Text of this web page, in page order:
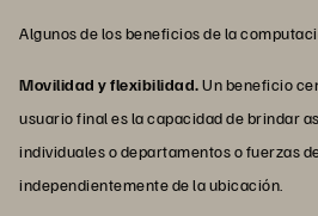
Algunos de los beneficios de la
Movilidad y flexibilidad.Un beneficio
usuario final es la capacidad de brindar
individuales o departamentos o fuerzas
independientemente de la ubicación.